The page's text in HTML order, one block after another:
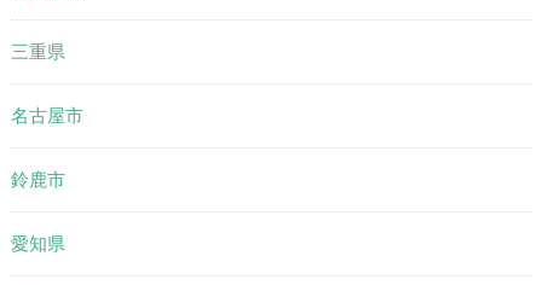
三重県
名古屋市
鈴鹿市
愛知県